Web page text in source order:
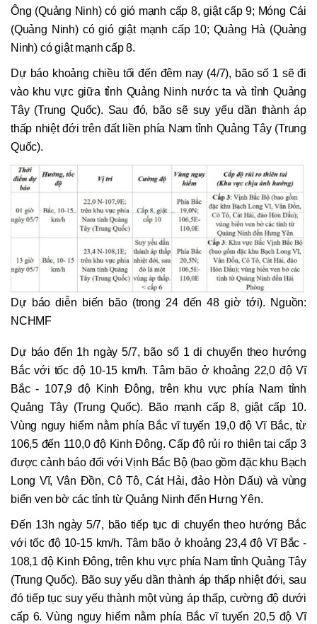
Ông (Quảng Ninh) có gió mạnh cấp 8, giật cấp 9; Móng Cái
(Quảng Ninh) có gió giật mạnh cấp 10; Quảng Hà (Quảng
Ninh) có giật mạnh cấp 8.
Dự báo khoảng chiều tối đến đêm nay (4/7), bão số 1 sẽ đi
vào khu vực giữa tỉnh Quảng Ninh nước ta và tỉnh Quảng
Tây (Trung Quốc). Sau đó, bão sẽ suy yếu dần thành áp
thấp nhiệt đới trên đất liền phía Nam tỉnh Quảng Tây (Trung
Quốc).
Dự báo diễn biến bão (trong 24 đến 48 giờ tới). Nguồn:
NCHMF
Dự báo đến 1h ngày 5/7, bão số 1 di chuyển theo hướng
Bắc với tốc độ 10-15 km/h. Tâm bão ở khoảng 22,0 độ Vĩ
Bắc - 107,9 độ Kinh Đông, trên khu vực phía Nam tỉnh
Quảng Tây (Trung Quốc). Bão mạnh cấp 8, giật cấp 10.
Vùng nguy hiểm nằm phía Bắc vĩ tuyến 19,0 độ Vĩ Bắc, từ
106,5 đến 110,0 độ Kinh Đông. Cấp độ rủi ro thiên tai cấp 3
được cảnh báo đối với Vịnh Bắc Bộ (bao gồm đặc khu Bạch
Long Vĩ, Vân Đồn, Cô Tô, Cát Hải, đảo Hòn Dấu) và vùng
biển ven bờ các tỉnh từ Quảng Ninh đến Hưng Yên.
Đến 13h ngày 5/7, bão tiếp tục di chuyển theo hướng Bắc
với tốc độ 10-15 km/h. Tâm bão ở khoảng 23,4 độ Vĩ Bắc -
108,1 độ Kinh Đông, trên khu vực phía Nam tỉnh Quảng Tây
(Trung Quốc). Bão suy yếu dần thành áp thấp nhiệt đới, sau
đó tiếp tục suy yếu thành một vùng áp thấp, cường độ dưới
cấp 6. Vùng nguy hiểm nằm phía Bắc vĩ tuyến 20,5 độ Vĩ